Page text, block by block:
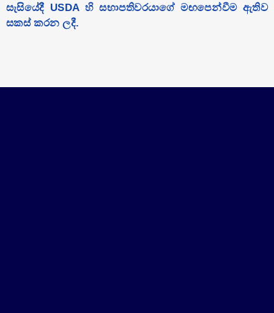
සැසියේදී USDA හි සභාපතිවරයාගේ මඟපෙන්වීම ඇතිව
සකස් කරන ලදී.